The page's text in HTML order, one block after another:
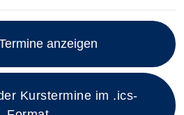
Termine zum diesen Kurs
anzeigen
Kurstermine im .ics-